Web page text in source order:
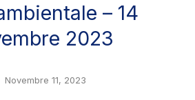
– 14
2023
Novembre 11, 2023